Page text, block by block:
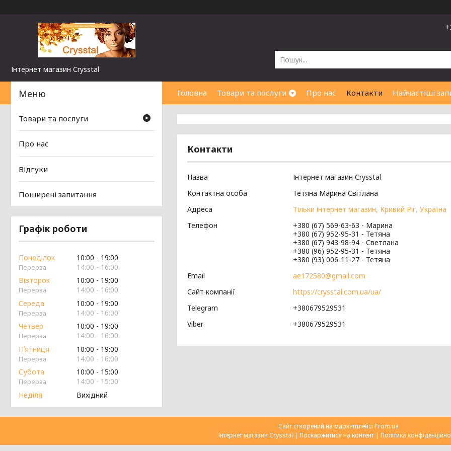
Інтернет магазин Сrysstal
Головна Товари та послуги Про нас Контакти Найчастіші
Контакти
Інтернет магазин Сrysstal
Тетяна Марина Свiтлана
Тільки інтернет магазин, Кривий Ріг, Україна
+380 (67) 569-63-63
Марина
+380 (67) 952-95-31
Тетяна
+380 (67) 943-98-94
Светлана
+380 (96) 952-95-31
Тетяна
+380 (93) 006-11-27
Тетяна
ae172580@gmail.com
https://crysstal.com.ua/ua/
+380679529531
+380679529531
Товари та послуги
Про нас
Відгуки
Поширені запитання
Графік роботи
Понеділок 10:00
19:00
14:00
16:00
Вівторок
10:00
19:00
14:00
16:00
Середа
10:00
19:00
14:00
16:00
Четвер
10:00
19:00
14:00
16:00
Пʼятниця
10:00
19:00
14:00
16:00
Субота
10:00
15:00
14:00
15:00
Неділя
Вихідний
Сайт створений на маркетплейсі Prom.ua
Інтернет магазин Сrysstal | Поскаржитися на контент | Політика